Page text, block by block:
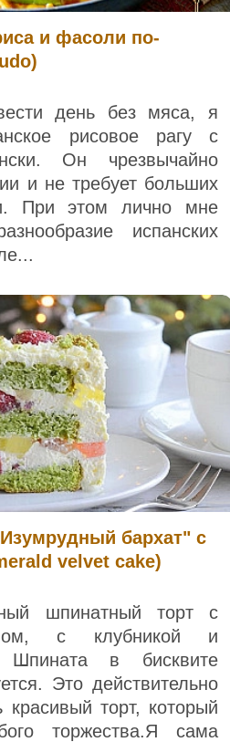
и фасоли по-
день без мяса, я
рисовое рагу с
Он чрезвычайно
и не требует больших
При этом лично мне
испанских
бархат" с
velvet cake)
шпинатный торт с
с клубникой и
Шпината в бисквите
Это действительно
торт, который
торжества.Я сама